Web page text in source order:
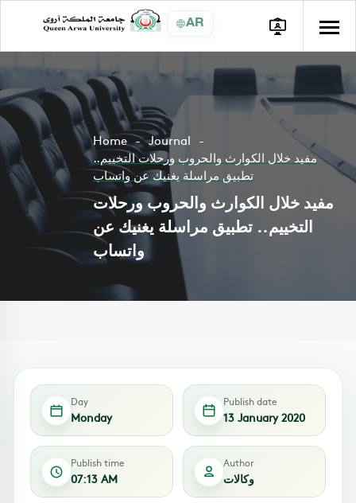
AR
Home
Journal
مفيد خلال الكوارث والحروب ورحلات التخييم..
تطبيق مراسلة يغنيك عن واتساب
مفيد خلال الكوارث والحروب ورحلات
التخييم.. تطبيق مراسلة يغنيك عن
واتساب
Day
Monday
Publish date
13 January 2020
Publish time
07:13 AM
Author
وكالات